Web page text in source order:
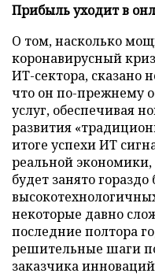
Прибыль уходит в
О том, насколько
коронавирусный
ИТ-сектора, сказано
что он по-прежнему
услуг, обеспечивая
развития
итоге успехи ИТ
реальной экономики,
будет занято
некоторые давно
последние полтора
решительные шаги
заказчика